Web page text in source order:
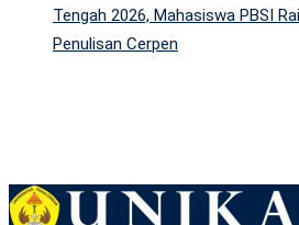
Tengah 2026, Mahasiswa PBSI
Penulisan Cerpen